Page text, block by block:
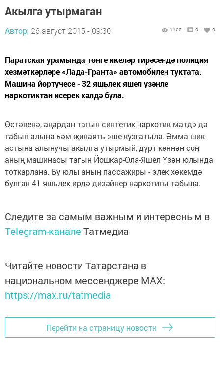
Акылга утырмаган
Автор, 26 август 2015 - 09:30 1105 0 0
Паратская урамында төнге икеләр тирәсендә полиция
хезмәткәрләре «Лада-Гранта» автомобилен туктата.
Машина йөртүчесе - 32 яшьлек яшел үзәнле
наркотиктан исерек хәлдә була.
Өстәвенә, аңардан тагын синтетик наркотик матдә дә
табып алына һәм җинаять эше кузгатыла. Әмма шик
астына алынучы акылга утырмый, дүрт көннән соң
аның машинасы тагын Йошкар-Ола-Яшел Үзән юлында
тоткарлана. Бу юлы аның пассажиры - элек хөкемдә
булган 41 яшьлек ирдә дизайнер наркотигы табыла.
Следите за самым важным и интересным в
Telegram-канале Татмедиа
Читайте новости Татарстана в
национальном мессенджере MАХ:
https://max.ru/tatmedia
Перейти на страницу новости